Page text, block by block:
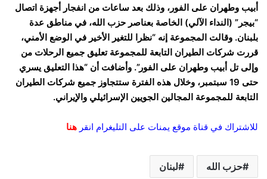
أبيب وطهران على الفور، وذلك بعد ساعات من انفجار أجهزة اتصال
“بيجر” (النداء الآلي) الخاصة بعناصر حزب الله، في مناطق عدة
بلبنان. وقالت المجموعة إنه “نظرا للتغير الأخير في الوضع الأمني،
قررت شركات الطيران التابعة للمجموعة تعليق جميع الرحلات من
وإلى تل أبيب وطهران على الفور”. وأضافت أن “هذا التعليق يسري
حتى 19 سبتمبر، وخلال هذه الفترة ستتجاوز جميع شركات الطيران
التابعة للمجموعة المجالين الجويين الإسرائيلي والإيراني.
للاشتراك في قناة موقع يمنات على التليغرام انقر هنا
حزب الله لبنان